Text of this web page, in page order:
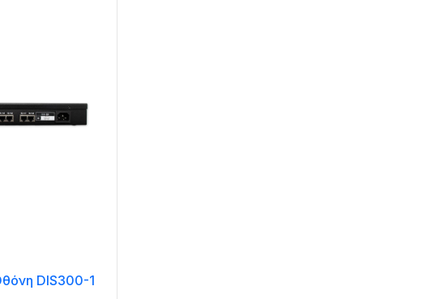
DIS300-1